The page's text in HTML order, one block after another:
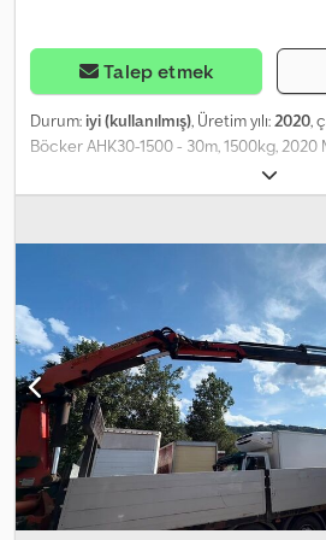
Talep etmek
Durum: iyi (kullanılmış), Üretim yılı:2020,
Böcker AHK30-1500 - 30m, 1500kg, 2020
az kullanımda, düşük çalışma saati
kanıtlanmış tasarımı ve güvenilir
teknolojisine giriş olanağı sunar. 30
teleskopik alüminyum ana bomuyla 1.500
Hassas kontrol sistemi tüm hareketleri
gerçekleştirir. Üretici: Böcker Model:
- İlk kayıt 10/2020 Çalışma saati: 994 saat
kg Maks. kanca yüksekliği: Yaklaşık 30m
25m Maks. taşıma kapasitesi: 1.500 kg
kapasitesi (kg): 3.500 Azami toplam
yük (kg): 1.500 Maks. uzama uzunluğu
(bom): 22,30 m Çıkmalı bom uzunluğu
bom taşıma kapasitesi (kg): 1.500 / 350 /
(derece): 85 Dönme aralığı (derece): +/-
158 Kanca hızı (m/dak): 50 Destek ayak